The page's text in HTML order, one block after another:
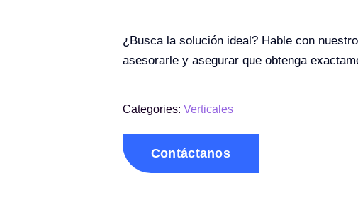
¿Busca la solución ideal? Hable con
asesorarle y asegurar que obtenga
Categories: Verticales
Contáctanos